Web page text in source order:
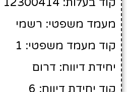
מעמד משפטי: רשמי
קוד מעמד משפטי: 1
יחידת דיווח: דרום
קוד יחידת דיווח: 6